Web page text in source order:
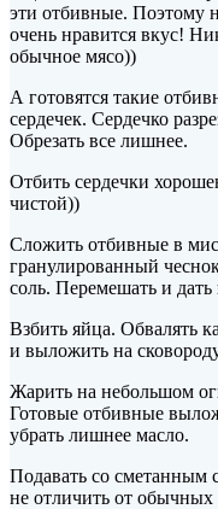
эти отбивные. Поэтому
очень нравится вкус!
обычное мясо))
А готовятся такие
сердечек. Сердечко
Обрезать все лишнее.
Отбить сердечки
чистой))
Сложить отбивные в
гранулированный
соль. Перемешать и дать
Взбить яйца. Обвалять
и выложить на
Жарить на небольшом
Готовые отбивные
убрать лишнее масло.
Подавать со сметанным
не отличить от